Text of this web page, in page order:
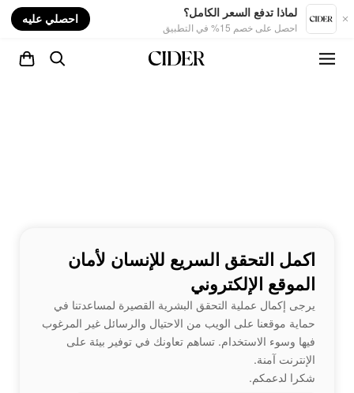
لماذا تدفع السعر الكامل؟
احصل على خصم 15% في التطبيق
احصلي عليه
اكمل التحقق السريع للإنسان لأمان
الموقع الإلكتروني
يرجى إكمال عملية التحقق البشرية القصيرة لمساعدتنا في
حماية موقعنا على الويب من الاحتيال والرسائل غير المرغوب
فيها وسوء الاستخدام. تساهم تعاونك في توفير بيئة على
الإنترنت آمنة.
شكرا لدعمكم.